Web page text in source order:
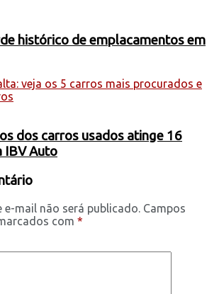
histórico de emplacamentos em
dos carros usados atinge 16
IBV Auto
e-mail não será publicado. Campos
com *